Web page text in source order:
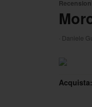
Recensioni
Daniele
Acquista: